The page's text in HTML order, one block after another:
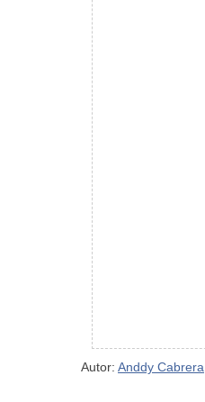
Autor: Anddy Cabrera